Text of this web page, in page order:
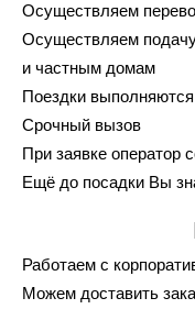
Осуществляем
Осуществляем
и частным домам
Поездки
Срочный вызов
При заявке оператор
Ещё до посадки Вы
Работаем с
Можем доставить